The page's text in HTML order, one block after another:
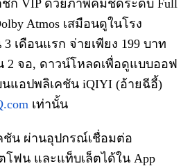
ก VIP ด้วยภาพคมชัดระดับ Full
Atmos เสมือนดูในโรง
เดือนแรก จ่ายเพียง 199 บาท
2 จอ, ดาวน์โหลดเพื่อดูแบบออฟ
แอปพลิเคชัน iQIYI (อ้ายฉีอี้)
เท่านั้น
ชัน ผ่านอุปกรณ์เชื่อมต่อ
โฟน และแท็บเล็ตได้ใน App